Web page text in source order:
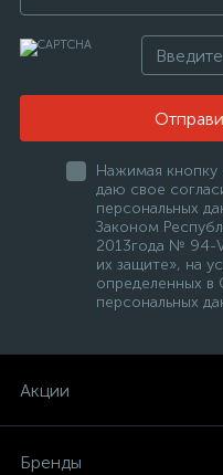
Нажимая кнопку
даю свое
персональных
Законом
2013года № 94-
их защите», на
определенных в
персональных
Акции
Бренды